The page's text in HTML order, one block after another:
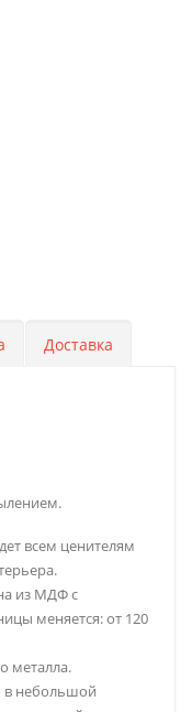
Доставка
всем ценителям
из МДФ с
меняется: от 120
металла.
в небольшой